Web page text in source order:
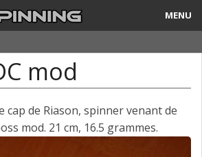
MENU
mod
cap de Riason, spinner venant de
mod. 21 cm, 16.5 grammes.